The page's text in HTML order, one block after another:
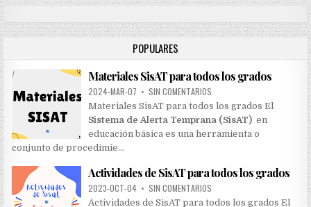
r
c
h
o
r
:
POPULARES
Materiales SisAT para todos los grados
2024-MAR-07 • SIN COMENTARIOS
Materiales SisAT para todos los grados El
Sistema de Alerta Temprana (SisAT) en
educación básica es una herramienta o
conjunto de procedimie…
Actividades de SisAT para todos los grados
2023-OCT-04 • SIN COMENTARIOS
Actividades de SisAT para todos los grados El